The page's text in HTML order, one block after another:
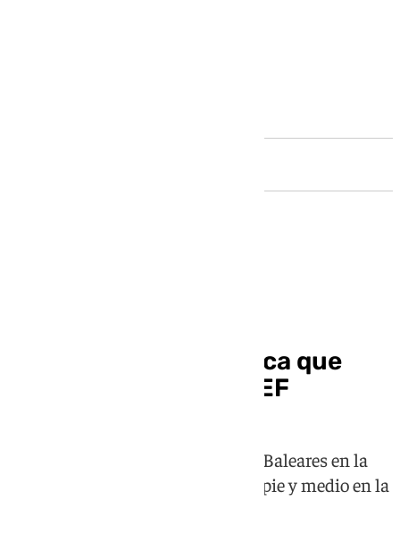
El Real Jaén, más cerca que
nunca de Primera RFEF
Los lagartos vencieron al Atlético Baleares en la
ida de la final del playoff y tienen pie y medio en la